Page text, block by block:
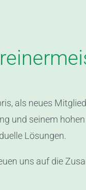
als neues
und seinem
Lösungen.
uns auf die